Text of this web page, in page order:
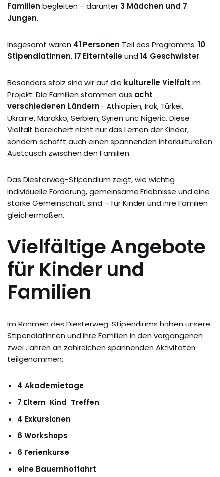
Familien begleiten – darunter 3 Mädchen und 7
Jungen.
Insgesamt waren 41 Personen Teil des Programms: 10
StipendiatInnen,17 Elternteileund 14 Geschwister.
Besonders stolz sind wir auf die kulturelle Vielfalt im
Projekt: Die Familien stammen aus acht
verschiedenen Ländern– Äthiopien, Irak, Türkei,
Ukraine, Marokko, Serbien, Syrien und Nigeria. Diese
Vielfalt bereichert nicht nur das Lernen der Kinder,
sondern schafft auch einen spannenden interkulturellen
Austausch zwischen den Familien.
Das Diesterweg-Stipendium zeigt, wie wichtig
individuelle Förderung, gemeinsame Erlebnisse und eine
starke Gemeinschaft sind – für Kinder und ihre Familien
gleichermaßen.
Vielfältige Angebote
für Kinder und
Familien
Im Rahmen des Diesterweg-Stipendiums haben unsere
StipendiatInnen und ihre Familien in den vergangenen
zwei Jahren an zahlreichen spannenden Aktivitäten
teilgenommen:
4 Akademietage
7 Eltern-Kind-Treffen
4 Exkursionen
6 Workshops
6 Ferienkurse
eine Bauernhoffahrt